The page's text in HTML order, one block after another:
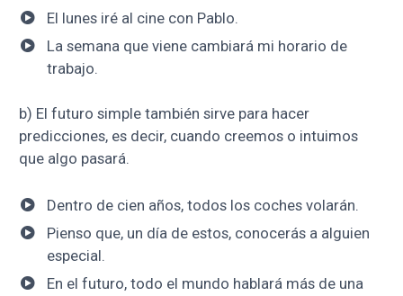
El lunes iré al cine con Pablo.
La semana que viene cambiará mi horario de
trabajo.
b) El futuro simple también sirve para hacer
predicciones, es decir, cuando creemos o intuimos
que algo pasará.
Dentro de cien años, todos los coches volarán.
Pienso que, un día de estos, conocerás a alguien
especial.
En el futuro, todo el mundo hablará más de una